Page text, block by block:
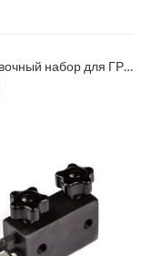
Установочный набор для ГРМ Рено Car-Tool CT-A2199